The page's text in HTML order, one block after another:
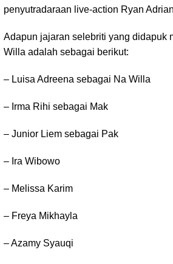
penyutradaraan live-action Ryan
Adapun jajaran selebriti yang didapuk
Willa adalah sebagai berikut:
– Luisa Adreena sebagai Na Willa
– Irma Rihi sebagai Mak
– Junior Liem sebagai Pak
– Ira Wibowo
– Melissa Karim
– Freya Mikhayla
– Azamy Syauqi